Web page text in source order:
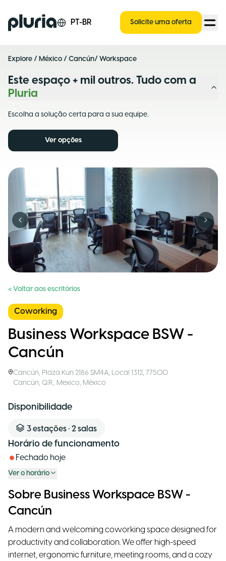
Logo Pluria PT-BR Solicite uma oferta
Explore / México / Cancún/ Workspace
Este espaço + mil outros. Tudo com a
Pluria
Escolha a solução certa para a sua equipe.
Ver opções
Previous slide Next
< Voltar aos escritórios
Coworking
Business Workspace BSW -
Cancún
Cancún, Plaza Kun 2186 SM4A, Local 1312, 77500
Cancún, Q.R., Mexico, México
Disponibilidade
3estações • 2 salas
Horário de funcionamento
Fechado hoje
Ver o horário
Sobre Business Workspace BSW -
Cancún
A modern and welcoming coworking space designed for
productivity and collaboration. We offer high-speed
internet, ergonomic furniture, meeting rooms, and a cozy